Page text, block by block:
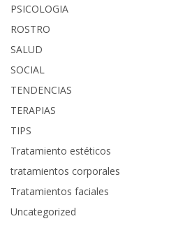
PSICOLOGIA
ROSTRO
SALUD
SOCIAL
TENDENCIAS
TERAPIAS
TIPS
Tratamiento estéticos
tratamientos corporales
Tratamientos faciales
Uncategorized